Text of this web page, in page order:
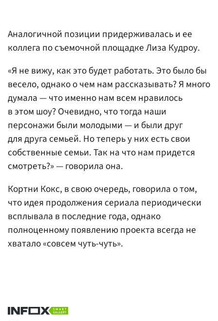
Аналогичной позиции придерживалась и ее
коллега по съемочной площадке Лиза Кудроу.
«Я не вижу, как это будет работать. Это было бы
весело, однако о чем нам рассказывать? Я много
думала — что именно нам всем нравилось
в этом шоу? Очевидно, что тогда наши
персонажи были молодыми — и были друг
для друга семьей. Но теперь у них есть свои
собственные семьи. Так на что нам придется
смотреть?» — говорила она.
Кортни Кокс, в свою очередь, говорила о том,
что идея продолжения сериала периодически
всплывала в последние года, однако
полноценному появлению проекта всегда не
хватало «совсем чуть-чуть».